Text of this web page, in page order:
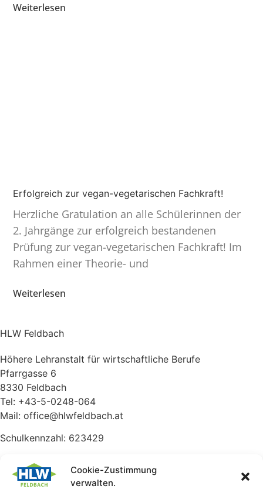
Cookie-Zustimmung
verwalten.
Weiterlesen
Erfolgreich zur vegan-vegetarischen Fachkraft!
Herzliche Gratu­lation an alle Schüle­rinnen der
2. Jahrgänge zur erfolg­reich bestan­denen
Prüfung zur vegan-vegeta­ri­­schen Fachkraft! Im
Rahmen einer Theorie- und
Weiterlesen
HLW Feldbach
Höhere Lehranstalt für wirtschaftliche Berufe
Pfarrgasse 6
8330 Feldbach
Tel: +43-5-0248-064
Mail: office@hlwfeldbach.at
Schulkennzahl: 623429
Ausbildungsangebot
Lebensmittelentwicklung und Management (LEBMA)